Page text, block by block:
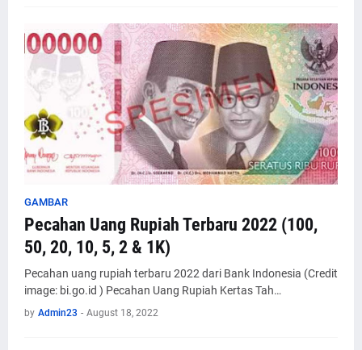
GAMBAR
Pecahan Uang Rupiah Terbaru 2022 (100,
50, 20, 10, 5, 2 & 1K)
Pecahan uang rupiah terbaru 2022 dari Bank Indonesia (Credit
image: bi.go.id ) Pecahan Uang Rupiah Kertas Tah…
by Admin23 - August 18, 2022